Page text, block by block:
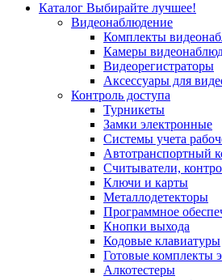
Каталог Выбирайте лучшее!
Видеонаблюдение
Комплекты
Камеры
Видеорегистраторы
Аксессуары для
Контроль доступа
Турникеты
Замки электронные
Системы учета
Автотранспортный
Считыватели,
Ключи и карты
Металлодетекторы
Программное
Кнопки выхода
Кодовые клавиатуры
Готовые комплекты
Алкотестеры